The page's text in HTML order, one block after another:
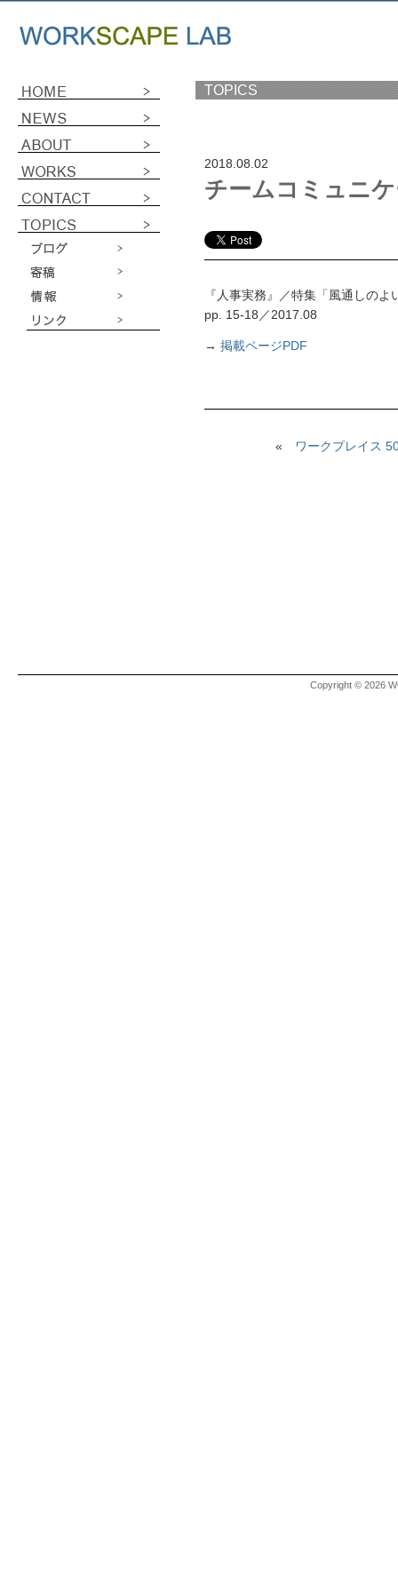
TOPICS
2018.08.02
チームコミュニ
『人事実務』／特集「風通しの
pp. 15-18／2017.08
→ 掲載ページPDF
« ワークプレイス
Copyright © 2026